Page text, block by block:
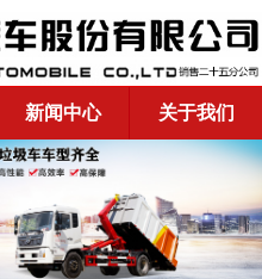
新闻中心 关于我们